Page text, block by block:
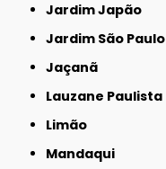
Jardim Japão
Jardim São Paulo
Jaçanã
Lauzane Paulista
Limão
Mandaqui